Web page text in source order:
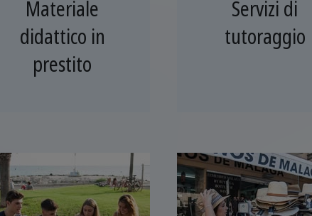
Materiale
didattico in
prestito
Servizi di
tutoraggio